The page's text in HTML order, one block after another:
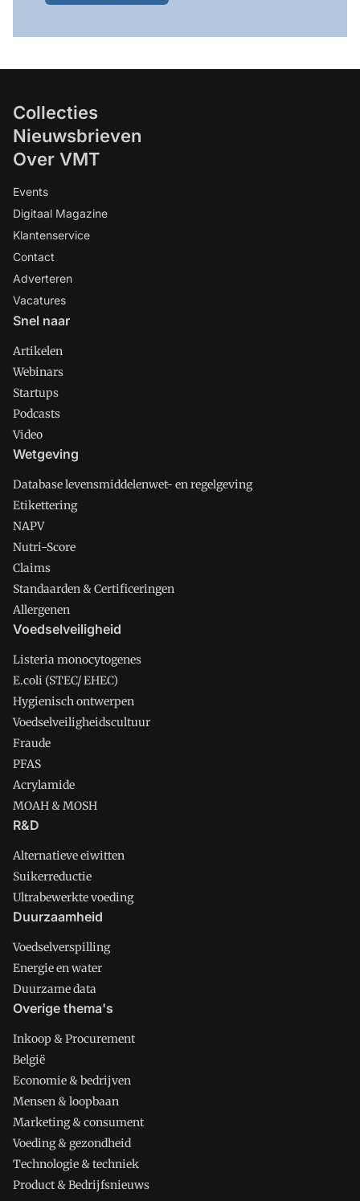
Collecties
Nieuwsbrieven
Over VMT
Events
Digitaal Magazine
Klantenservice
Contact
Adverteren
Vacatures
Snel naar
Artikelen
Webinars
Startups
Podcasts
Video
Wetgeving
Database levensmiddelenwet- en regelgeving
Etikettering
NAPV
Nutri-Score
Claims
Standaarden & Certificeringen
Allergenen
Voedselveiligheid
Listeria monocytogenes
E.coli (STEC/ EHEC)
Hygienisch ontwerpen
Voedselveiligheidscultuur
Fraude
PFAS
Acrylamide
MOAH & MOSH
R&D
Alternatieve eiwitten
Suikerreductie
Ultrabewerkte voeding
Duurzaamheid
Voedselverspilling
Energie en water
Duurzame data
Overige thema's
Inkoop & Procurement
België
Economie & bedrijven
Mensen & loopbaan
Marketing & consument
Voeding & gezondheid
Technologie & techniek
Product & Bedrijfsnieuws